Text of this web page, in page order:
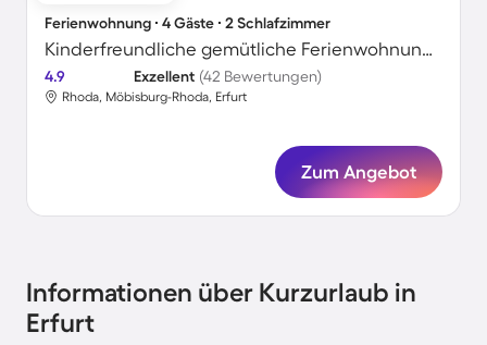
Ferienwohnung ∙ 4 Gäste ∙ 2 Schlafzimmer
Kinderfreundliche gemütliche Ferienwohnung | Panoramablick
4.9 Exzellent (42 Bewertungen)
Rhoda, Möbisburg-Rhoda, Erfurt
Zum Angebot
Informationen über Kurzurlaub in
Erfurt